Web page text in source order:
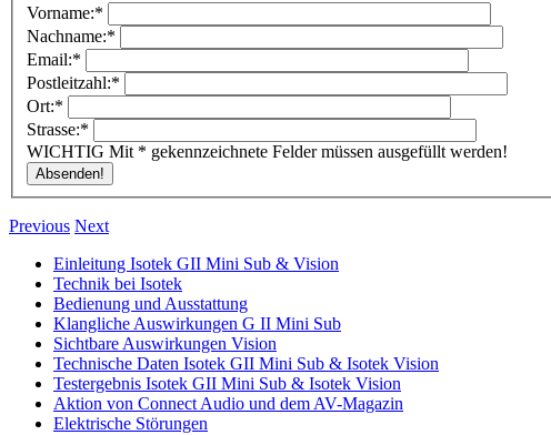
Vorname:*
Nachname:*
Email:*
Postleitzahl:*
Ort:*
Strasse:*
WICHTIG Mit * gekennzeichnete Felder müssen ausgefüllt werden!
Previous Next
Einleitung Isotek GII Mini Sub & Vision
Technik bei Isotek
Bedienung und Ausstattung
Klangliche Auswirkungen G II Mini Sub
Sichtbare Auswirkungen Vision
Technische Daten Isotek GII Mini Sub & Isotek Vision
Testergebnis Isotek GII Mini Sub & Isotek Vision
Aktion von Connect Audio und dem AV-Magazin
Elektrische Störungen